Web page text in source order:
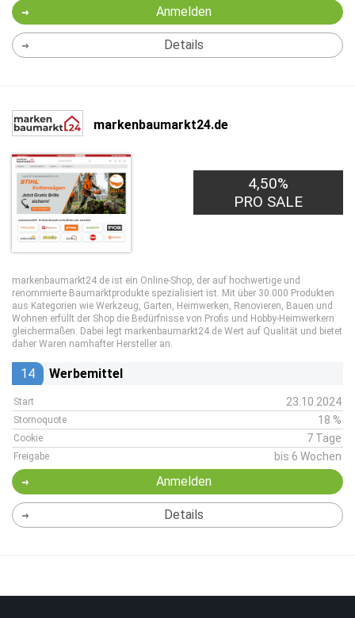
Anmelden
Details
markenbaumarkt24.de
4,50%
PRO SALE
markenbaumarkt24.de ist ein Online-Shop, der auf hochwertige und
renommierte Baumarktprodukte spezialisiert ist. Mit über 30.000 Produkten
aus Kategorien wie Werkzeug, Garten, Heimwerken, Renovieren, Bauen und
Wohnen erfüllt der Shop die Bedürfnisse von Profis und Hobby-Heimwerkern
gleichermaßen. Dabei legt markenbaumarkt24.de Wert auf Qualität und bietet
daher Waren namhafter Hersteller an.
14 Werbemittel
Start 23.10.2024
Stornoquote 18 %
Cookie 7 Tage
Freigabe bis 6 Wochen
Anmelden
Details